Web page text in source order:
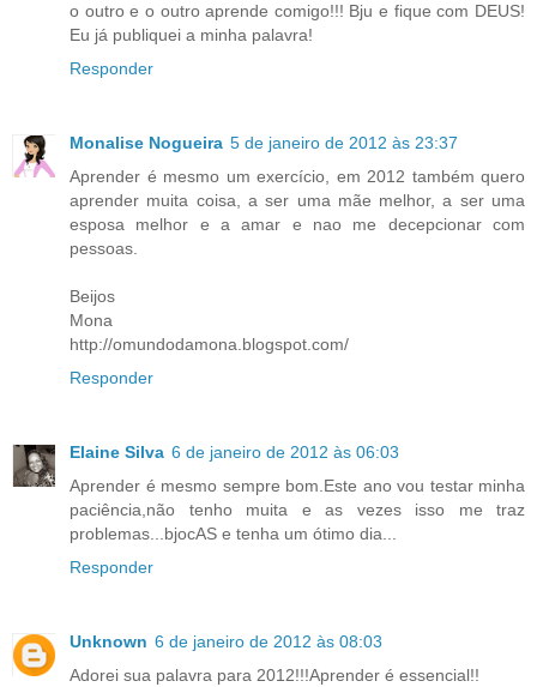
o outro e o outro aprende comigo!!! Bju e fique com DEUS!
Eu já publiquei a minha palavra!
Responder
Monalise Nogueira 5 de janeiro de 2012 às 23:37
Aprender é mesmo um exercício, em 2012 também quero
aprender muita coisa, a ser uma mãe melhor, a ser uma
esposa melhor e a amar e nao me decepcionar com
pessoas.
Beijos
Mona
http://omundodamona.blogspot.com/
Responder
Elaine Silva 6 de janeiro de 2012 às 06:03
Aprender é mesmo sempre bom.Este ano vou testar minha
paciência,não tenho muita e as vezes isso me traz
problemas...bjocAS e tenha um ótimo dia...
Responder
Unknown 6 de janeiro de 2012 às 08:03
Adorei sua palavra para 2012!!!Aprender é essencial!!